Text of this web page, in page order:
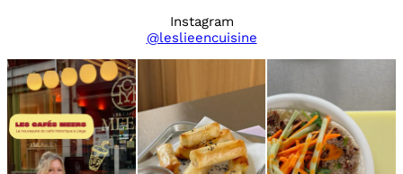
Instagram
@leslieencuisine